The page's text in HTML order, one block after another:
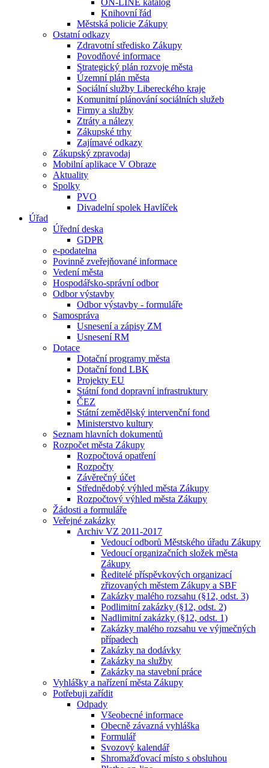
ON-LINE katalog
Knihovní řád
Městská policie Zákupy
Ostatní odkazy
Zdravotní středisko Zákupy
Povodňové informace
Strategický plán rozvoje města
Územní plán města
Sociální služby Libereckého kraje
Komunitní plánování sociálních služeb
Firmy a služby
Ztráty a nálezy
Zákupské trhy
Zajímavé odkazy
Zákupský zpravodaj
Mobilní aplikace V Obraze
Aktuality
Spolky
PVO
Divadelní spolek Havlíček
Úřad
Úřední deska
GDPR
e-podatelna
Povinně zveřejňované informace
Vedení města
Hospodářsko-správní odbor
Odbor výstavby
Odbor výstavby - formuláře
Samospráva
Usnesení a zápisy ZM
Usnesení RM
Dotace
Dotační programy města
Dotační fond LBK
Projekty EU
Státní fond dopravní infrastruktury
ČEZ
Státní zemědělský intervenční fond
Ministerstvo kultury
Seznam hlavních dokumentů
Rozpočet města Zákupy
Rozpočtová opatření
Rozpočty
Závěrečný účet
Střednědobý výhled města Zákupy
Rozpočtový výhled města Zákupy
Žádosti a formuláře
Veřejné zakázky
Archiv VZ 2011-2017
Vedoucí odborů Městského úřadu Zákupy
Vedoucí organizačních složek města
Zákupy
Ředitelé příspěvkových organizací
zřizovaných městem Zákupy a SBF
Zakázky malého rozsahu (§12, odst. 3)
Podlimitní zakázky (§12, odst. 2)
Nadlimitní zakázky (§12, odst. 1)
Zakázky malého rozsahu ve výjmečných
případech
Zakázky na dodávky
Zakázky na služby
Zakázky na stavební práce
Vyhlášky a nařízení města Zákupy
Potřebuji zařídit
Odpady
Všeobecné informace
Obecně závazná vyhláška
Formulář
Svozový kalendář
Shromažďovací místo s obsluhou